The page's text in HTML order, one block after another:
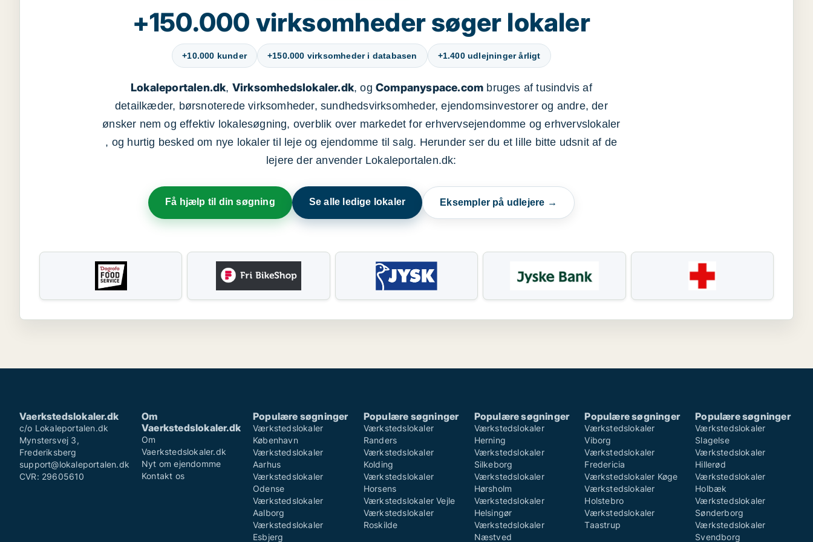
+150.000 virksomheder søger lokaler
+10.000 kunder +150.000 virksomheder i databasen +1.400 udlejninger årligt
Lokaleportalen.dk, Virksomhedslokaler.dk, og Companyspace.com bruges af tusindvis af
detailkæder, børsnoterede virksomheder, sundhedsvirksomheder, ejendomsinvestorer og andre, der
ønsker nem og effektiv lokalesøgning, overblik over markedet for erhvervsejendomme og erhvervslokaler
, og hurtig besked om nye lokaler til leje og ejendomme til salg. Herunder ser du et lille bitte udsnit af de
lejere der anvender Lokaleportalen.dk:
Få hjælp til din søgning Se alle ledige lokaler Eksempler på udlejere →
Vaerkstedslokaler.dk
c/o Lokaleportalen.dk
Mynstersvej 3,
Frederiksberg
support@lokaleportalen.dk
CVR: 29605610
Om
Vaerkstedslokaler.dk
Om
Vaerkstedslokaler.dk
Nyt om ejendomme
Kontakt os
Populære søgninger
Værkstedslokaler
København
Værkstedslokaler
Aarhus
Værkstedslokaler
Odense
Værkstedslokaler
Aalborg
Værkstedslokaler
Esbjerg
Populære søgninger
Værkstedslokaler
Randers
Værkstedslokaler
Kolding
Værkstedslokaler
Horsens
Værkstedslokaler Vejle
Værkstedslokaler
Roskilde
Populære søgninger
Værkstedslokaler
Herning
Værkstedslokaler
Silkeborg
Værkstedslokaler
Hørsholm
Værkstedslokaler
Helsingør
Værkstedslokaler
Næstved
Populære søgninger
Værkstedslokaler
Viborg
Værkstedslokaler
Fredericia
Værkstedslokaler Køge
Værkstedslokaler
Holstebro
Værkstedslokaler
Taastrup
Populære søgninger
Værkstedslokaler
Slagelse
Værkstedslokaler
Hillerød
Værkstedslokaler
Holbæk
Værkstedslokaler
Sønderborg
Værkstedslokaler
Svendborg